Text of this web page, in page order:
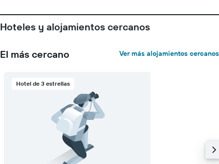
gráfico
muestra
Y
el
Hoteles y alojamientos cercanos
El más cercano Ver más alojamientos cercanos
Hotel de 3 estrellas